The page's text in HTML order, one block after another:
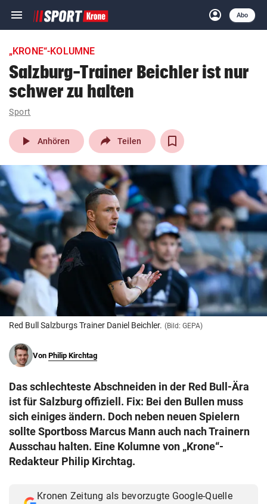
menu Navigation
ein-/ausklappen
account_circle
Anmelden
Abo
close Schließen
account_circle Anmelden
pin_drop
Wien arrow_right
bookmark
search
Suchbegriff
eingeben
© Krone Multimedia GmbH & Co KG 2026
Muthgasse 2, 1190 Wien
„KRONE“-KOLUMNE
Salzburg-Trainer Beichler ist nur
schwer zu halten
Sport
play_arrow Anhören Teilen
Red Bull Salzburgs Trainer Daniel Beichler. (Bild: GEPA)
Von Philip Kirchtag
Das schlechteste Abschneiden in der Red Bull-Ära
ist für Salzburg offiziell. Fix: Bei den Bullen muss
sich einiges ändern. Doch neben neuen Spielern
sollte Sportboss Marcus Mann auch nach Trainern
Ausschau halten. Eine Kolumne von „Krone“-
Redakteur Philip Kirchtag.
Kronen Zeitung als bevorzugte Google-Quelle